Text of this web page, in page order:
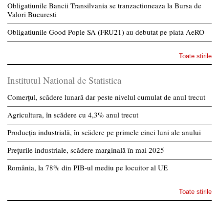
Obligatiunile Bancii Transilvania se tranzactioneaza la Bursa de
Valori Bucuresti
Obligatiunile Good Pople SA (FRU21) au debutat pe piata AeRO
Toate stirile
Institutul National de Statistica
Comerțul, scădere lunară dar peste nivelul cumulat de anul trecut
Agricultura, în scădere cu 4,3% anul trecut
Producția industrială, în scădere pe primele cinci luni ale anului
Prețurile industriale, scădere marginală în mai 2025
România, la 78% din PIB-ul mediu pe locuitor al UE
Toate stirile